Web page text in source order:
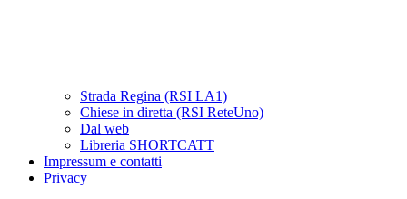
Strada Regina (RSI LA1)
Chiese in diretta (RSI ReteUno)
Dal web
Libreria SHORTCATT
Impressum e contatti
Privacy